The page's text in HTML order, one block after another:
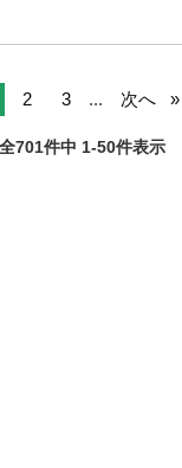
2 3 ... 次へ
全701件中 1-50件表示